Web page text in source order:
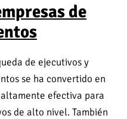
de
de ejecutivos y
se ha convertido en
efectiva para
de alto nivel. También